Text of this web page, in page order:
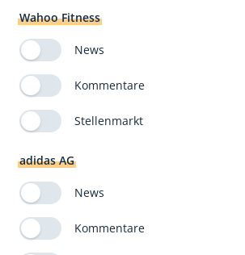
Wahoo Fitness
News
Kommentare
Stellenmarkt
adidas AG
News
Kommentare